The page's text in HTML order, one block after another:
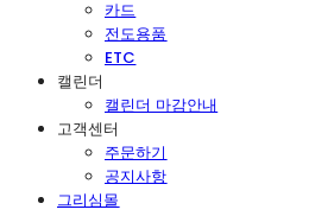
카드
전도용품
ETC
캘린더
캘린더 마감안내
고객센터
주문하기
공지사항
그리심몰